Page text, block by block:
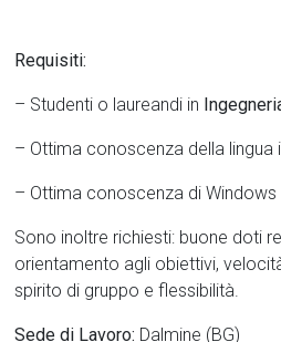
Requisiti:
– Studenti o laureandi in
– Ottima conoscenza della lingua
– Ottima conoscenza di
Sono inoltre richiesti: buone doti
orientamento agli obiettivi,
spirito di gruppo e flessibilità.
Sede di Lavoro: Dalmine (BG)